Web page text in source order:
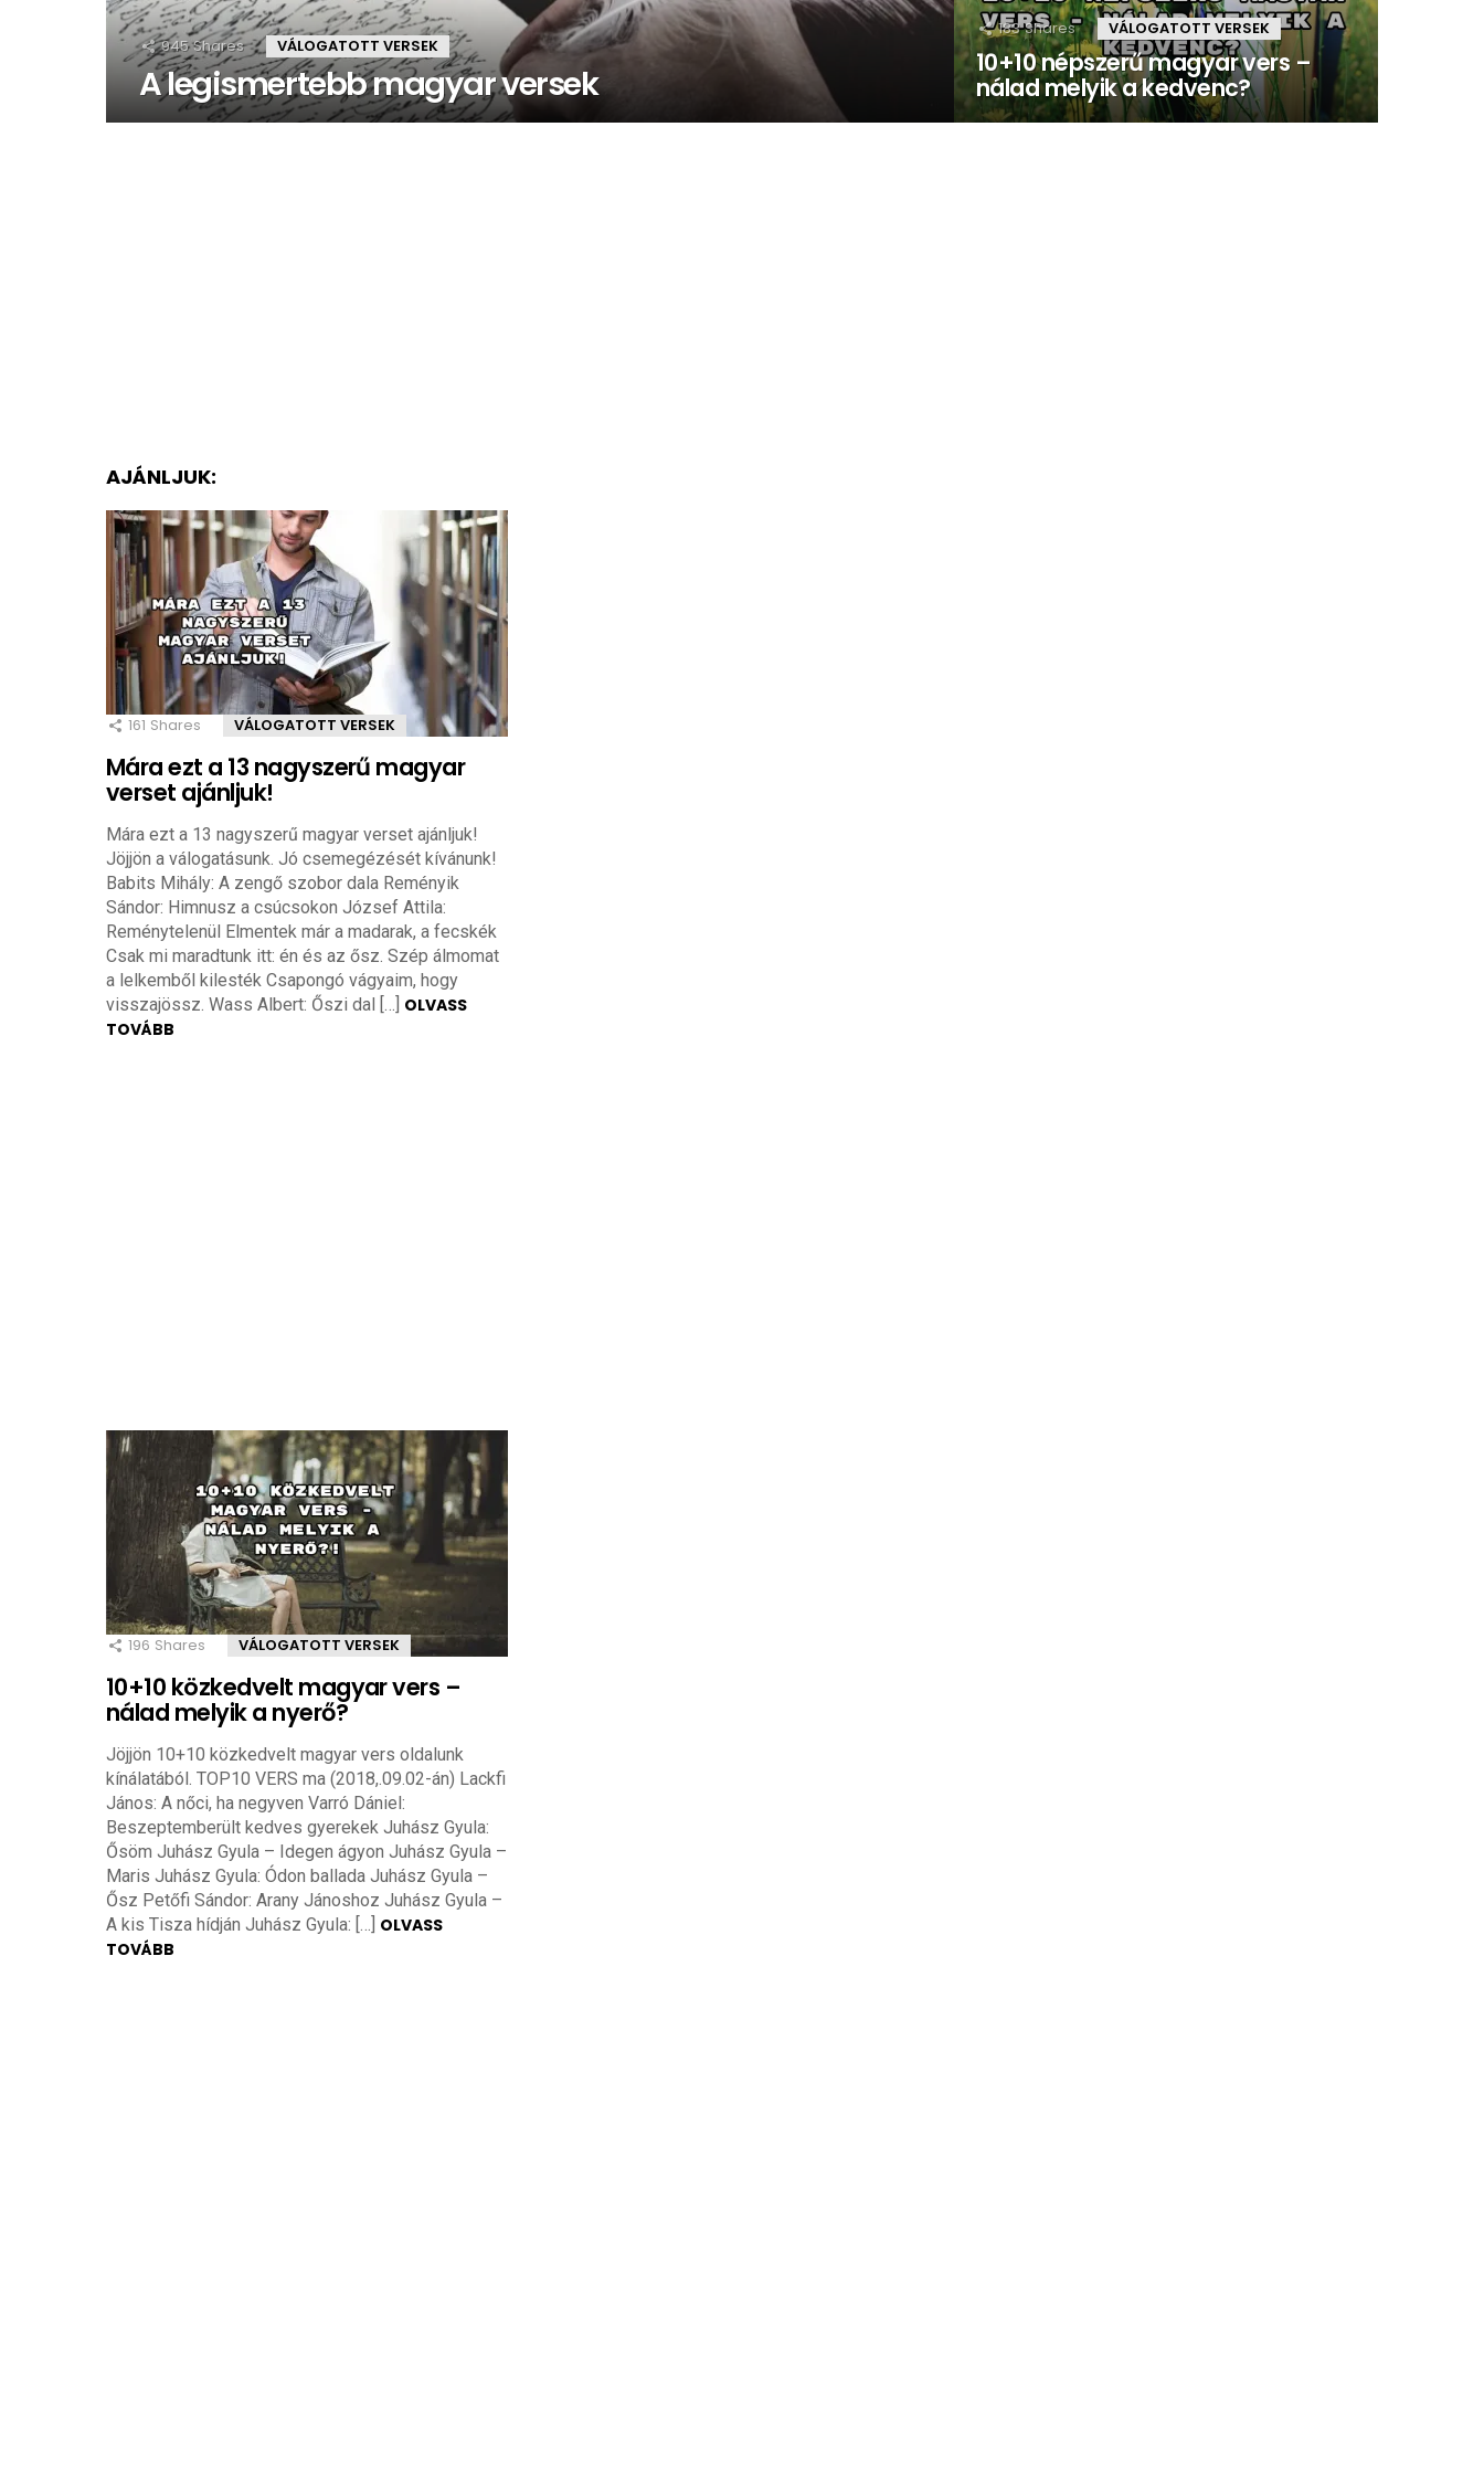
945 Shares VÁLOGATOTT VERSEK
A legismertebb magyar versek
183 Shares VÁLOGATOTT VERSEK
10+10 népszerű magyar vers –
nálad melyik a kedvenc?
AJÁNLJUK:
161 Shares VÁLOGATOTT VERSEK
Mára ezt a 13 nagyszerű magyar
verset ajánljuk!
Mára ezt a 13 nagyszerű magyar verset ajánljuk!
Jöjjön a válogatásunk. Jó csemegézését kívánunk!
Babits Mihály: A zengő szobor dala Reményik
Sándor: Himnusz a csúcsokon József Attila:
Reménytelenül Elmentek már a madarak, a fecskék
Csak mi maradtunk itt: én és az ősz. Szép álmomat
a lelkemből kilesték Csapongó vágyaim, hogy
visszajössz. Wass Albert: Őszi dal […] OLVASS
TOVÁBB
196 Shares VÁLOGATOTT VERSEK
10+10 közkedvelt magyar vers –
nálad melyik a nyerő?
Jöjjön 10+10 közkedvelt magyar vers oldalunk
kínálatából. TOP10 VERS ma (2018,.09.02-án) Lackfi
János: A nőci, ha negyven Varró Dániel:
Beszeptemberült kedves gyerekek Juhász Gyula:
Ősöm Juhász Gyula – Idegen ágyon Juhász Gyula –
Maris Juhász Gyula: Ódon ballada Juhász Gyula –
Ősz Petőfi Sándor: Arany Jánoshoz Juhász Gyula –
A kis Tisza hídján Juhász Gyula: […] OLVASS
TOVÁBB